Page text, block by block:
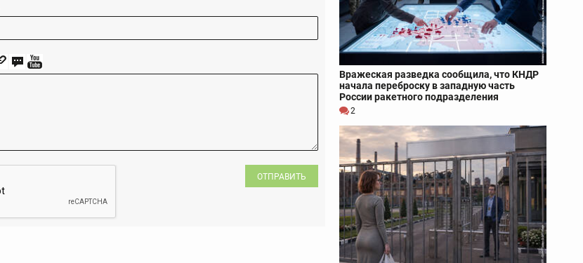
ОТПРАВИТЬ
Вражеская разведка сообщила, что КНДР
начала переброску в западную часть
России ракетного подразделения
2